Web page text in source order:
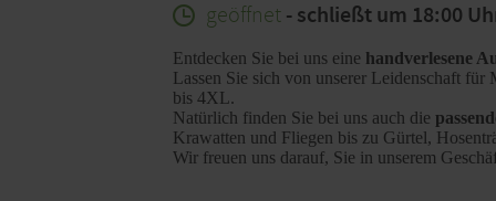
geöffnet - schließt um 18:00
Entdecken Sie bei uns eine handverlesene
Lassen Sie sich von unserer Leidenschaft
bis 4XL.
Natürlich finden Sie bei uns auch die
Krawatten und Fliegen bis zu Gürtel,
Wir freuen uns darauf, Sie in unserem